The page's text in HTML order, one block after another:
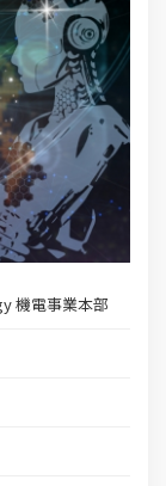
機電事業本部